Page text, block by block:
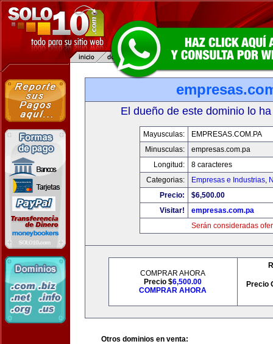
El dueño de este dominio lo
Mayusculas:
EMPRESAS.COM.PA
Minusculas:
empresas.com.pa
Longitud:
8 caracteres
Categorias:
Empresas e Industrias,
Precio:
$6,500.00
Visitar!
empresas.com.pa
Serán consideradas
COMPRAR AHORA
Precio $6,500.00
COMPRAR AHORA
Precio
Otros dominios en venta: